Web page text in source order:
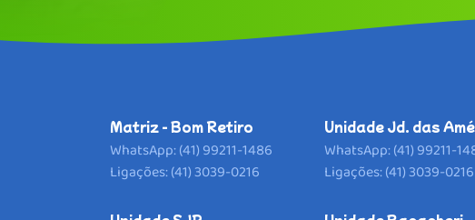
Matriz - Bom Retiro
WhatsApp: (41) 99211-1486
Ligações: (41) 3039-0216
Unidade Jd. das
WhatsApp: (41) 99211-
Ligações: (41) 3039-0216